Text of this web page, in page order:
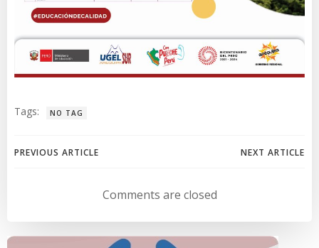
Tags: NO TAG
Navegación
entradas
PREVIOUS ARTICLE
Navegación
de
entradas
NEXT ARTICLE
Comments are closed